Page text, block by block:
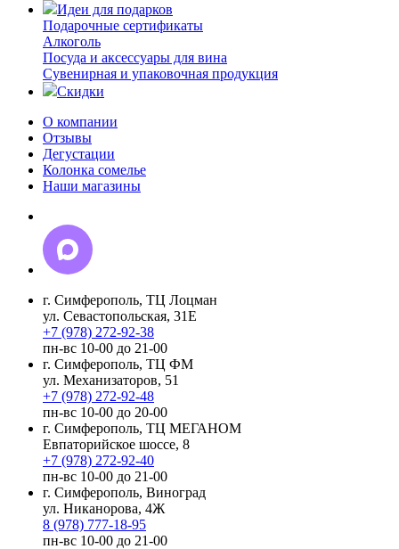
Идеи для подарков
Подарочные сертификаты
Алкоголь
Посуда и аксессуары для вина
Сувенирная и упаковочная продукция
Скидки
О компании
Отзывы
Дегустации
Колонка сомелье
Наши магазины
г. Симферополь, ТЦ Лоцман
ул. Севастопольская, 31Е
+7 (978) 272-92-38
пн-вс 10-00 до 21-00
г. Симферополь, ТЦ ФМ
ул. Механизаторов, 51
+7 (978) 272-92-48
пн-вс 10-00 до 20-00
г. Симферополь, ТЦ МЕГАНОМ
Евпаторийское шоссе, 8
+7 (978) 272-92-40
пн-вс 10-00 до 21-00
г. Симферополь, Виноград
ул. Никанорова, 4Ж
8 (978) 777-18-95
пн-вс 10-00 до 21-00